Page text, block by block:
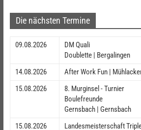
Die nächsten Termine
09.08.2026
DM Quali
Doublette | Bergalingen
14.08.2026
After Work Fun |
15.08.2026
8. Murginsel - Turnier
Boulefreunde
Gernsbach | Gernsbach
15.08.2026
Landesmeisterschaft